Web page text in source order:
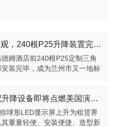
兰州大厦新奇观，240根P25升降装置完美呈现
姆酒店前240根P25定制三角
装完毕，成为兰州市又一地标
50套小球搭配升降设备即将点燃美国演唱会现场
球形LED显示屏上升为租赁界
重量轻便、安装便捷、造型新